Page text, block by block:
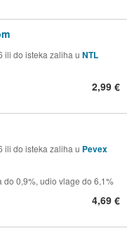
ili do isteka zaliha u NTL
2,99 €
ili do isteka zaliha u Pevex
do 0,9%, udio vlage do 6,1%
4,69 €